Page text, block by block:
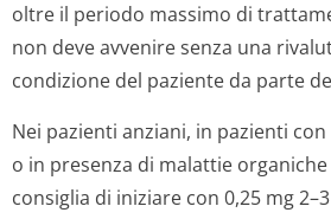
oltre il periodo massimo di
non deve avvenire senza una
condizione del paziente da parte
Nei pazienti anziani, in pazienti
o in presenza di malattie
consiglia di iniziare con 0,25 mg